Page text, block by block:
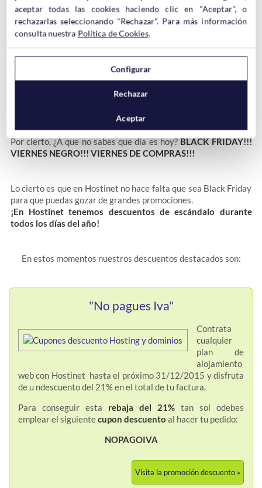
Desde Hostinet te indicamos quetodos nuestrosHosting web
cuentan con Softaculouspara que hasta los webmaster menos
experimentados sean capaces de instalar en su hosting todo lo
Por cierto, ¿A que no sabes que día es hoy?BLACK FRIDAY!!!
VIERNES NEGRO!!! VIERNES DE COMPRAS!!!
Lo cierto es que en Hostinet no hace falta que sea Black Friday
para que puedas gozar de grandes promociones.
¡En Hostinet tenemos descuentos de escándalo durante
todos los días del año!
En estos momentos nuestros descuentos destacados son:
"No pagues Iva"
Contrata
cualquier
plan de
alojamiento
web con Hostinet hasta el próximo 31/12/2015 y disfruta
de u ndescuento del 21% en el total de tu factura.
Para conseguir esta rebaja del 21% tan sol odebes
emplear el siguientecupon descuento al hacer tu pedido:
NOPAGOIVA
Visita la promoción descuento »
aceptar todas las cookies haciendo clic en "Aceptar", o
rechazarlas seleccionando "Rechazar". Para más información
consulta nuestra Política de Cookies.
Configurar
Rechazar
Aceptar